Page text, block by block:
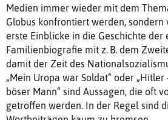
Medien immer wieder mit dem
Globus konfrontiert werden, sondern
erste Einblicke in die Geschichte der
Familienbiografie mit z. B. dem
damit der Zeit des
„Mein Uropa war Soldat“ oder
böser Mann“ sind Aussagen, die oft
getroffen werden. In der Regel sind